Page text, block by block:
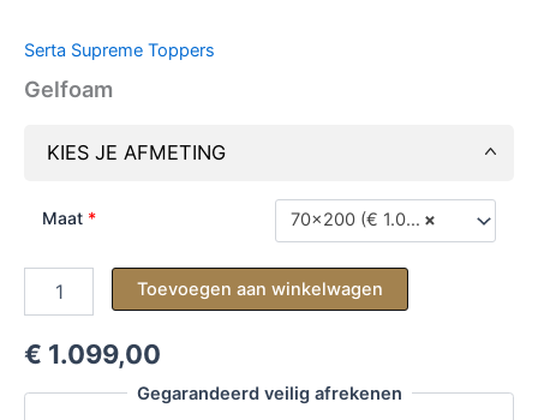
Serta Supreme Toppers
Gelfoam
KIES JE AFMETING
Maat * ×
70x200 (€ 1.099,00)
aantal
Toevoegen aan winkelwagen
€ 1.099,00
Gegarandeerd veilig afrekenen